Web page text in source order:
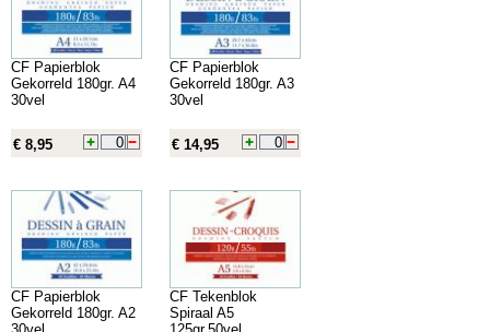
CF Papierblok
Gekorreld 180gr. A4
30vel
€ 8,95
CF Papierblok
Gekorreld 180gr. A3
30vel
€ 14,95
CF Papierblok
Gekorreld 180gr. A2
CF Tekenblok
Spiraal A5